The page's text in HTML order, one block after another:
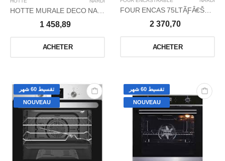
1 458,89
ACHETER
2 370,70
ACHETER
تقسيط 60 شهر
NOUVEAU
تقسيط 60 شهر
NOUVEAU